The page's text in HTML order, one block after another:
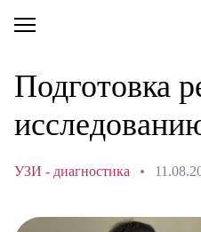
Подготовка
УЗИ - диагностика